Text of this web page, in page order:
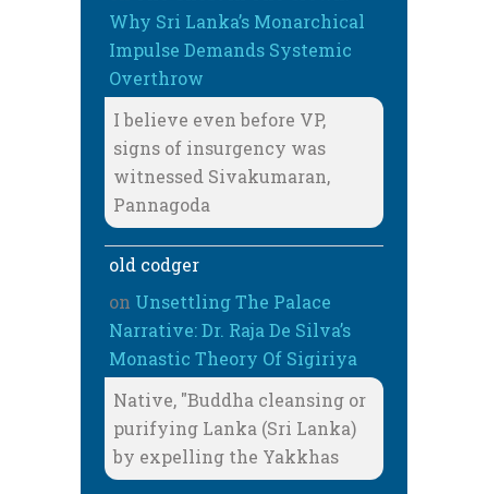
Why Sri Lanka’s Monarchical
Impulse Demands Systemic
Overthrow
I believe even before VP,
signs of insurgency was
witnessed Sivakumaran,
Pannagoda
old codger
on Unsettling The Palace
Narrative: Dr. Raja De Silva’s
Monastic Theory Of Sigiriya
Native, "Buddha cleansing or
purifying Lanka (Sri Lanka)
by expelling the Yakkhas